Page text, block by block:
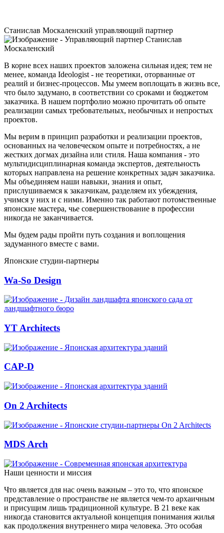
Станислав Москаленский управляющий партнер
В корне всех наших проектов заложена сильная идея; тем не
менее, команда Ideologist - не теоретики, оторванные от
реалий и бизнес-процессов. Мы умеем воплощать в жизнь все,
что было задумано, в соответствии со сроками и бюджетом
заказчика. В нашем портфолио можно прочитать об опыте
реализации самых требовательных, необычных и непростых
проектов.
Мы верим в принцип разработки и реализации проектов,
основанных на человеческом опыте и потребностях, а не
жестких догмах дизайна или стиля. Наша компания - это
мультидисциплинарная команда экспертов, деятельность
которых направлена на решение конкретных задач заказчика.
Мы объединяем наши навыки, знания и опыт,
прислушиваемся к заказчикам, разделяем их убеждения,
учимся у них и с ними. Именно так работают потомственные
японские мастера, чье совершенствование в профессии
никогда не заканчивается.
Мы будем рады пройти путь создания и воплощения
задуманного вместе с вами.
Японские студии-партнеры
Wa-So Design
YT Architects
CAP-D
On 2 Architects
MDS Arch
Наши ценности и миссия
Что является для нас очень важным – это то, что японское
представление о пространстве не является чем-то архаичным
и присущим лишь традиционной культуре. В 21 веке как
никогда становится актуальной концепция понимания жилья
как продолжения внутреннего мира человека. Это особая